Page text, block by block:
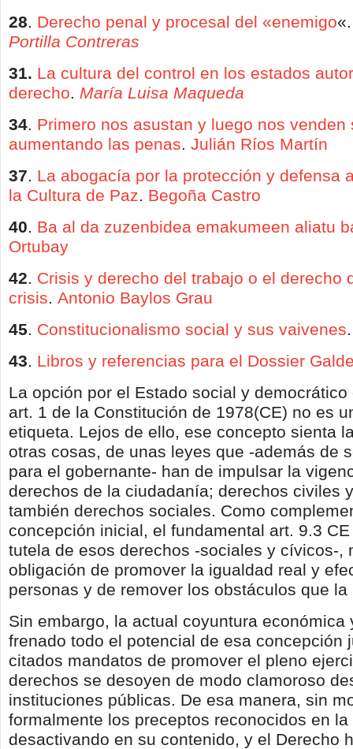
28. Derecho penal y procesal del «enemigo
Portilla Contreras
31. La cultura del control en los estados
derecho. María Luisa Maqueda
34. Primero nos asustan y luego nos venden
aumentando las penas. Julián Ríos Martín
37. La abogacía por la protección y defensa
la Cultura de Paz. Begoña Castro
40. Ba al da zuzenbidea emakumeen aliatu
Ortubay
42. Crisis y derecho del trabajo o el derecho
crisis. Antonio Baylos Grau
45. Constitucionalismo social y sus vaivenes
43. Libros y referencias para el Dossier
La opción por el Estado social y democrático
art. 1 de la Constitución de 1978(CE) no es
etiqueta. Lejos de ello, ese concepto sienta
otras cosas, de unas leyes que -además de
para el gobernante- han de impulsar la
derechos de la ciudadanía; derechos civiles
también derechos sociales. Como
concepción inicial, el fundamental art. 9.3
tutela de esos derechos -sociales y cívicos-,
obligación de promover la igualdad real y
personas y de remover los obstáculos que la
Sin embargo, la actual coyuntura económica
frenado todo el potencial de esa concepción
citados mandatos de promover el pleno
derechos se desoyen de modo clamoroso
instituciones públicas. De esa manera, sin
formalmente los preceptos reconocidos en
desactivando en su contenido, y el Derecho